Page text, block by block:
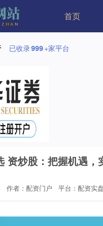
首页
已收录999+家平台
资炒股：把握机遇，
作者：配资门户 平台：配资实